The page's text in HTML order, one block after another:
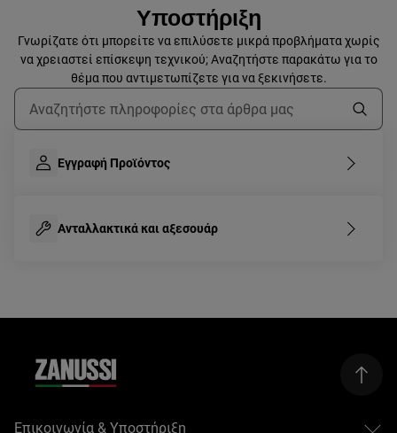
Υποστήριξη
Γνωρίζατε ότι μπορείτε να επιλύσετε μικρά προβλήματα χωρίς
να χρειαστεί επίσκεψη τεχνικού; Αναζητήστε παρακάτω για το
θέμα που αντιμετωπίζετε για να ξεκινήσετε.
Τύπος για αναζήτηση άρθρων υποστήριξης
Εγγραφή Προϊόντος
Ανταλλακτικά και αξεσουάρ
Επικοινωνία & Υποστήριξη